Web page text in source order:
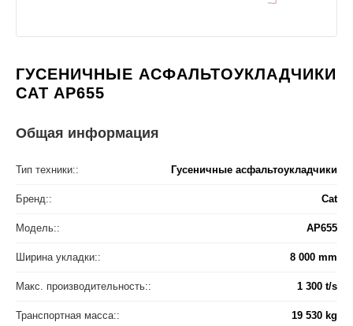
ГУСЕНИЧНЫЕ АСФАЛЬТОУКЛАДЧИКИ
CAT AP655
Общая информация
Тип техники:: Гусеничные асфальтоукладчики
Бренд:: Cat
Модель:: AP655
Ширина укладки:: 8 000 mm
Макс. производительность:: 1 300 t/s
Транспортная масса:: 19 530 kg